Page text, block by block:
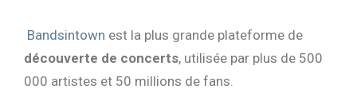
Bandsintown est la plus grande plateforme de
découverte de concerts, utilisée par plus de 500
000 artistes et 50 millions de fans.